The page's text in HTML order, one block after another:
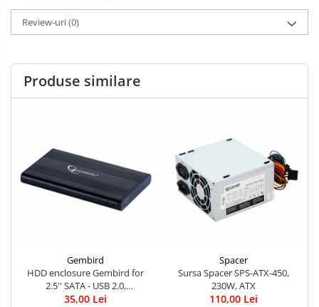
Review-uri(0)
Produse similare
Gembird
HDD enclosure Gembird for
2.5'' SATA - USB 2.0,
Aluminium, Black
35,00 Lei
Spacer
Sursa Spacer SPS-ATX-450,
230W, ATX
110,00 Lei